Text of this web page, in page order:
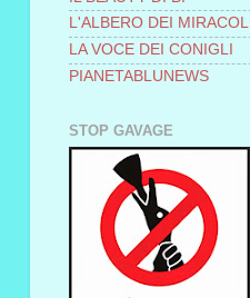
L'ALBERO DEI MIRACOLI
LA VOCE DEI CONIGLI
PIANETABLUNEWS
STOP GAVAGE